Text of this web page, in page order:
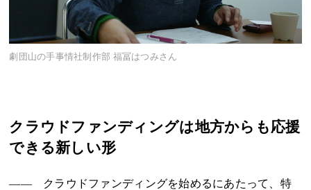
劇団山の手事情社制作部 福冨はつみさん
クラウドファンディングは地方からも応援
できる新しい形
―― クラウドファンディングを始めるにあたって、特